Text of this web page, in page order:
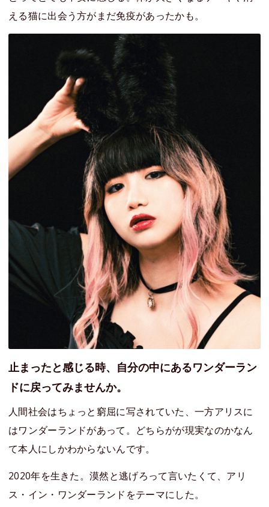
える猫に出会う方がまだ免疫があったかも。
止まったと感じる時、自分の中にあるワンダーラン
ドに戻ってみませんか。
人間社会はちょっと窮屈に写されていた、一方アリスに
はワンダーランドがあって。どちらがが現実なのかなん
て本人にしかわからないんです。
2020年を生きた。漠然と逃げろって言いたくて、アリ
ス・イン・ワンダーランドをテーマにした。